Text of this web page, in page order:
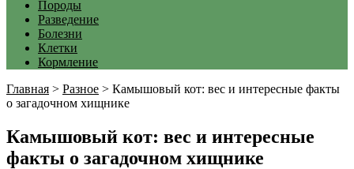
Породы
Разведение
Болезни
Клетки
Кормление
Главная > Разное > Камышовый кот: вес и интересные факты
о загадочном хищнике
Камышовый кот: вес и интересные
факты о загадочном хищнике